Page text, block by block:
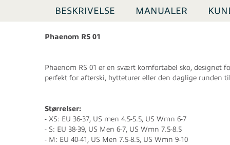
BESKRIVELSE MANUALER
Phaenom RS 01
Phaenom RS 01 er en svært komfortabel sko, designet
perfekt for afterski, hytteturer eller den daglige runden
Størrelser:
- XS: EU 36-37, US men 4.5-5.5, US Wmn 6-7
- S: EU 38-39, US Men 6-7, US Wmn 7.5-8.5
- M: EU 40-41, US Men 7.5-8.5, US Wmn 9-10